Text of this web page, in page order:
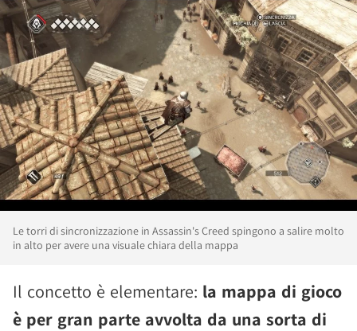
Le torri di sincronizzazione in Assassin's Creed spingono a salire molto
in alto per avere una visuale chiara della mappa
Il concetto è elementare: la mappa di gioco
è per gran parte avvolta da una sorta di